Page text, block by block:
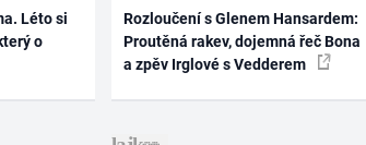
Léto si
o
Rozloučení s Glenem Hansardem:
Proutěná rakev, dojemná řeč Bona
a zpěv Irglové s Vedderem